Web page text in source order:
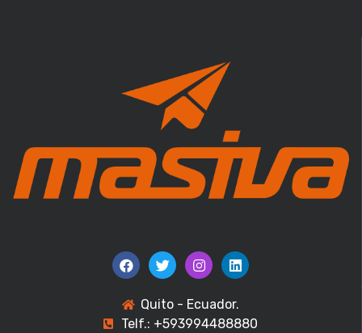
Quito - Ecuador.
Telf.: +593994488880